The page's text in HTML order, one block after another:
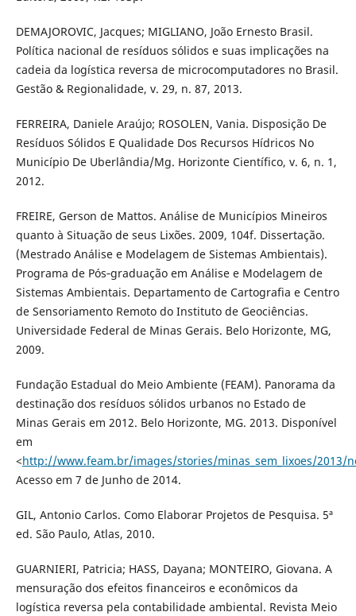
DEMAJOROVIC, Jacques; MIGLIANO, João Ernesto Brasil.
Política nacional de resíduos sólidos e suas implicações na
cadeia da logística reversa de microcomputadores no Brasil.
Gestão & Regionalidade, v. 29, n. 87, 2013.
FERREIRA, Daniele Araújo; ROSOLEN, Vania. Disposição De
Resíduos Sólidos E Qualidade Dos Recursos Hídricos No
Município De Uberlândia/Mg. Horizonte Científico, v. 6, n. 1,
2012.
FREIRE, Gerson de Mattos. Análise de Municípios Mineiros
quanto à Situação de seus Lixões. 2009, 104f. Dissertação.
(Mestrado Análise e Modelagem de Sistemas Ambientais).
Programa de Pós‐graduação em Análise e Modelagem de
Sistemas Ambientais. Departamento de Cartografia e Centro
de Sensoriamento Remoto do Instituto de Geociências.
Universidade Federal de Minas Gerais. Belo Horizonte, MG,
2009.
Fundação Estadual do Meio Ambiente (FEAM). Panorama da
destinação dos resíduos sólidos urbanos no Estado de
Minas Gerais em 2012. Belo Horizonte, MG. 2013. Disponível
em
<http://www.feam.br/images/stories/minas_sem_lixoes/2013/
Acesso em 7 de Junho de 2014.
GIL, Antonio Carlos. Como Elaborar Projetos de Pesquisa. 5ª
ed. São Paulo, Atlas, 2010.
GUARNIERI, Patricia; HASS, Dayana; MONTEIRO, Giovana. A
mensuração dos efeitos financeiros e econômicos da
logística reversa pela contabilidade ambiental. Revista Meio